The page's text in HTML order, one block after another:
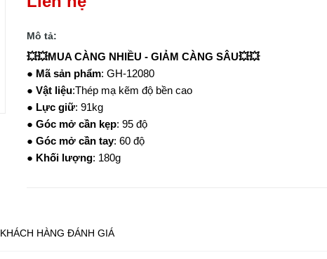
Mô tả:
💥💥MUA CÀNG NHIỀU - GIẢM CÀNG SÂU💥💥
● Mã sản phẩm: GH-12080
● Vật liệu:Thép mạ kẽm độ bền cao
● Lực giữ: 91kg
● Góc mở cần kẹp: 95 độ
● Góc mở cần tay: 60 độ
● Khối lượng: 180g
KHÁCH HÀNG ĐÁNH GIÁ